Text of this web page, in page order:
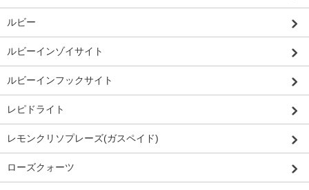
ルビー
ルビーインゾイサイト
ルビーインフックサイト
レピドライト
レモンクリソプレーズ(ガスペイド)
ローズクォーツ